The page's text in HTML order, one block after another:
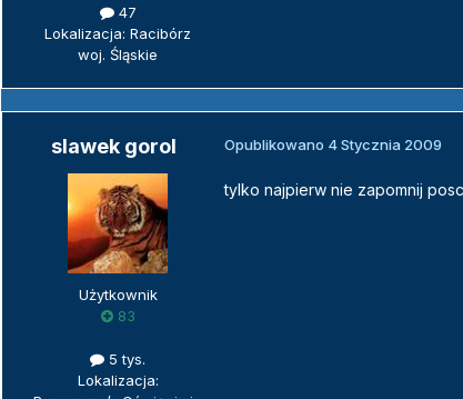
47
Lokalizacja: Racibórz
woj. Śląskie
slawek gorol
Użytkownik
83
5 tys.
Lokalizacja:
Opublikowano 4 Stycznia 2009
tylko najpierw nie zapomnij